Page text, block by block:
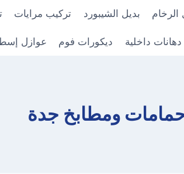
الرخام بديل الشيبورد تركيب مرايات
دهانات داخلية ديكورات فوم عوازل
ومطابخ جدة